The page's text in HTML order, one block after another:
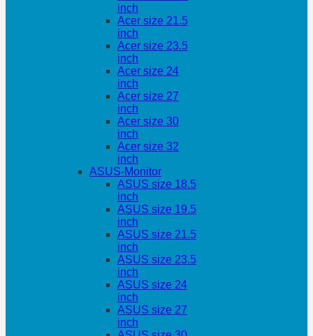
inch
Acer size 21.5
inch
Acer size 23.5
inch
Acer size 24
inch
Acer size 27
inch
Acer size 30
inch
Acer size 32
inch
ASUS-Monitor
ASUS size 18.5
inch
ASUS size 19.5
inch
ASUS size 21.5
inch
ASUS size 23.5
inch
ASUS size 24
inch
ASUS size 27
inch